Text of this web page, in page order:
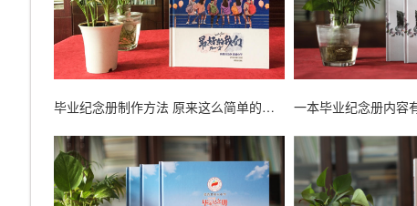
毕业纪念册制作方法 原来这么简单的制作流程！